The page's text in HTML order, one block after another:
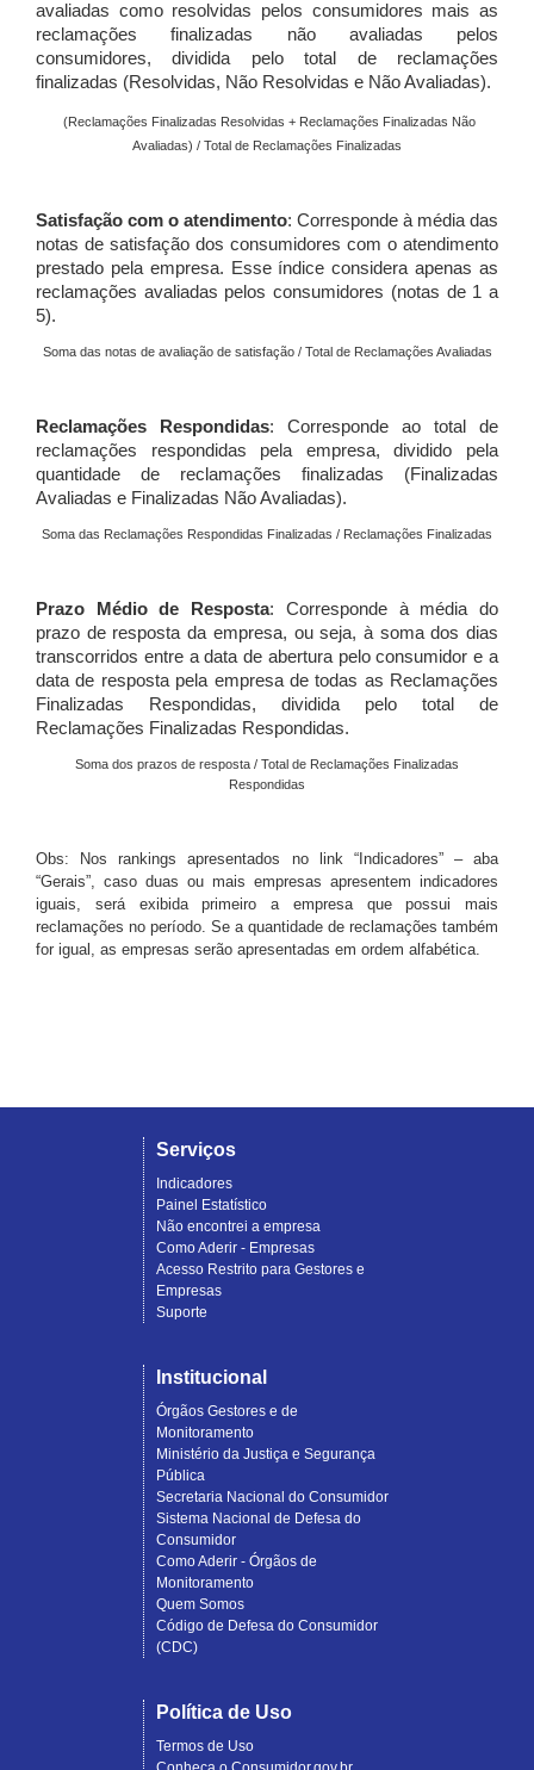
avaliadas como resolvidas pelos consumidores mais as
reclamações finalizadas não avaliadas pelos
consumidores, dividida pelo total de reclamações
finalizadas (Resolvidas, Não Resolvidas e Não Avaliadas).
(Reclamações Finalizadas Resolvidas + Reclamações Finalizadas Não
Avaliadas) / Total de Reclamações Finalizadas
Satisfação com o atendimento: Corresponde à média das
notas de satisfação dos consumidores com o atendimento
prestado pela empresa. Esse índice considera apenas as
reclamações avaliadas pelos consumidores (notas de 1 a
5).
Soma das notas de avaliação de satisfação / Total de Reclamações Avaliadas
Reclamações Respondidas: Corresponde ao total de
reclamações respondidas pela empresa, dividido pela
quantidade de reclamações finalizadas (Finalizadas
Avaliadas e Finalizadas Não Avaliadas).
Soma das Reclamações Respondidas Finalizadas / Reclamações Finalizadas
Prazo Médio de Resposta: Corresponde à média do
prazo de resposta da empresa, ou seja, à soma dos dias
transcorridos entre a data de abertura pelo consumidor e a
data de resposta pela empresa de todas as Reclamações
Finalizadas Respondidas, dividida pelo total de
Reclamações Finalizadas Respondidas.
Soma dos prazos de resposta / Total de Reclamações Finalizadas
Respondidas
Obs: Nos rankings apresentados no link “Indicadores” – aba
“Gerais”, caso duas ou mais empresas apresentem indicadores
iguais, será exibida primeiro a empresa que possui mais
reclamações no período. Se a quantidade de reclamações também
for igual, as empresas serão apresentadas em ordem alfabética.
Serviços
Indicadores
Painel Estatístico
Não encontrei a empresa
Como Aderir - Empresas
Acesso Restrito para Gestores e
Empresas
Suporte
Institucional
Órgãos Gestores e de
Monitoramento
Ministério da Justiça e Segurança
Pública
Secretaria Nacional do Consumidor
Sistema Nacional de Defesa do
Consumidor
Como Aderir - Órgãos de
Monitoramento
Quem Somos
Código de Defesa do Consumidor
(CDC)
Política de Uso
Termos de Uso